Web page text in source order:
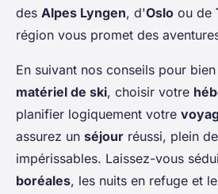
des Alpes Lyngen, d'Oslo ou de
région vous promet des
En suivant nos conseils pour
matériel de ski, choisir votre
planifier logiquement votre
assurez un séjour réussi, plein
impérissables. Laissez-vous
boréales, les nuits en refuge et